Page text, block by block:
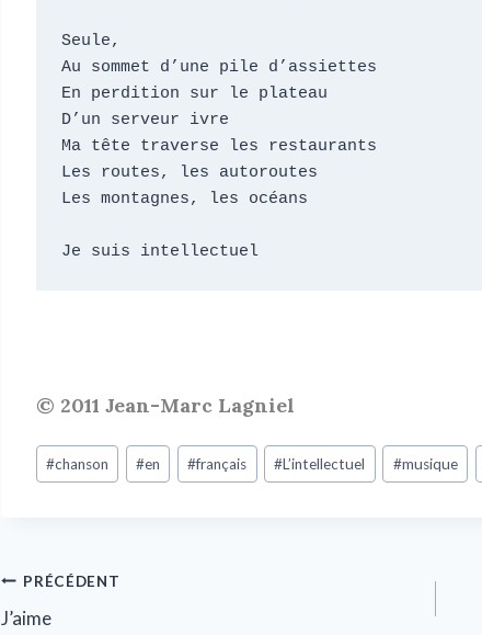
Seule,
Au sommet d’une pile d’assiettes
En perdition sur le plateau
D’un serveur ivre
Ma tête traverse les restaurants
Les routes, les autoroutes
Les montagnes, les océans
Je suis intellectuel
© 2011 Jean-Marc Lagniel
#chanson #en #français #L’intellectuel #musique
PRÉCÉDENT
J’aime